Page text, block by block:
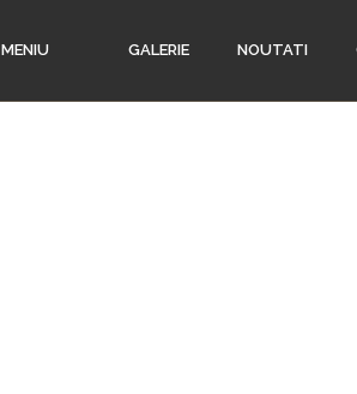
MENIU GALERIE NOUTATI